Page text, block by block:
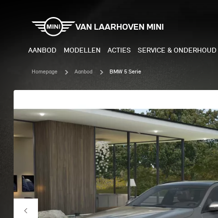
VAN LAARHOVEN MINI
AANBOD MODELLEN
MINI COOPER ELECTRIC
MINI ACEMAN ELECTRIC
MINI COUNTRYMAN ELECTRIC
JOHN COOPER WORKS
ELECTRIC
MINI
MINI
MINI
ACTIES SERVICE & ONDERHOUD
Homepage Aanbod BMW 5 Serie